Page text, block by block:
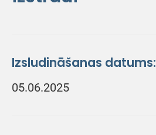
Izsludināšanas datums:
05.06.2025